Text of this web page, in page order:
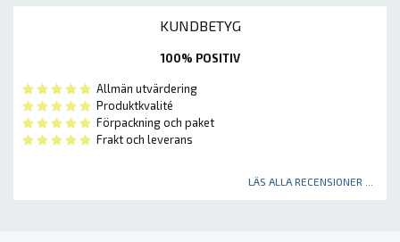
KUNDBETYG
100% POSITIV
Allmän utvärdering
Produktkvalité
Förpackning och paket
Frakt och leverans
LÄS ALLA RECENSIONER ...